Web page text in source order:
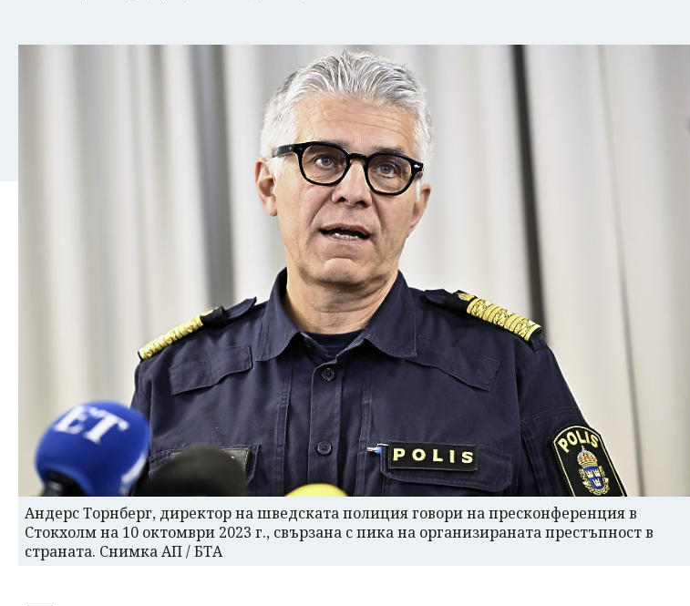
Андерс Торнберг, директор на шведската полиция говори на пресконференция в
Стокхолм на 10 октомври 2023 г., свързана с пика на организираната престъпност в
страната. Снимка АП / БТА